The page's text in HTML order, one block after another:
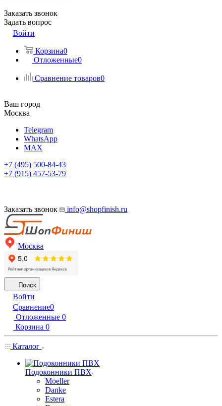
Заказать звонок
Задать вопрос
Войти
Корзина0
Отложенные0
Сравнение товаров0
Ваш город
Москва
Telegram
WhatsApp
MAX
+7 (495) 500-84-43
+7 (915) 457-53-79
Заказать звонок info@shopfinish.ru
Москва
Поиск
Войти
Сравнение0
Отложенные 0
Корзина 0
Каталог
Подоконники ПВХ
Moeller
Danke
Estera